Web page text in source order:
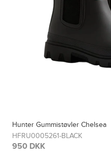
Hunter Gummistøvler Chelsea
HFRU0005261-BLACK
950 DKK